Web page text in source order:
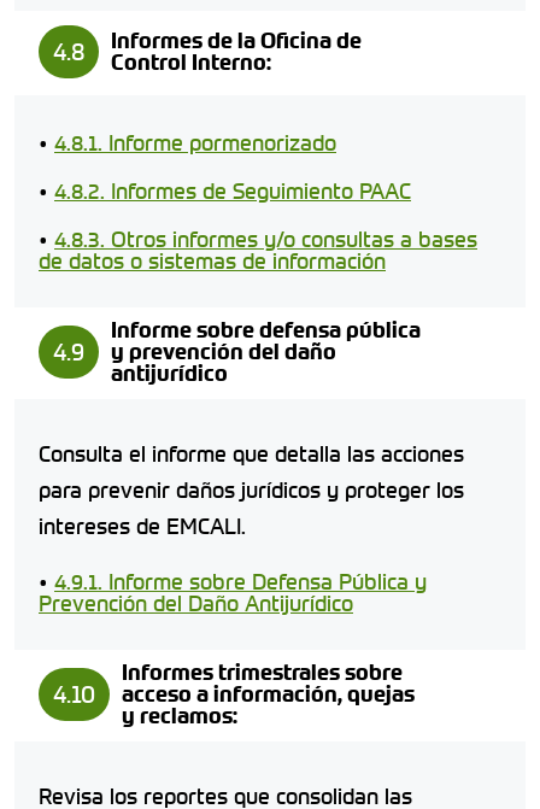
4.8
Informes de la Oficina de
Control Interno:
• 4.8.1. Informe pormenorizado
• 4.8.2. Informes de Seguimiento PAAC
• 4.8.3. Otros informes y/o consultas a bases
de datos o sistemas de información
4.9
Informe sobre defensa pública
y prevención del daño
antijurídico
Consulta el informe que detalla las acciones
para prevenir daños jurídicos y proteger los
intereses de EMCALI.
• 4.9.1. Informe sobre Defensa Pública y
Prevención del Daño Antijurídico
4.10
Informes trimestrales sobre
acceso a información, quejas
y reclamos:
Revisa los reportes que consolidan las